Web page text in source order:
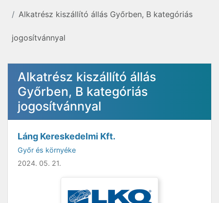
Alkatrész kiszállító állás Győrben, B kategóriás
jogosítvánnyal
Alkatrész kiszállító állás
Győrben, B kategóriás
jogosítvánnyal
Láng Kereskedelmi Kft.
Győr és környéke
2024. 05. 21.